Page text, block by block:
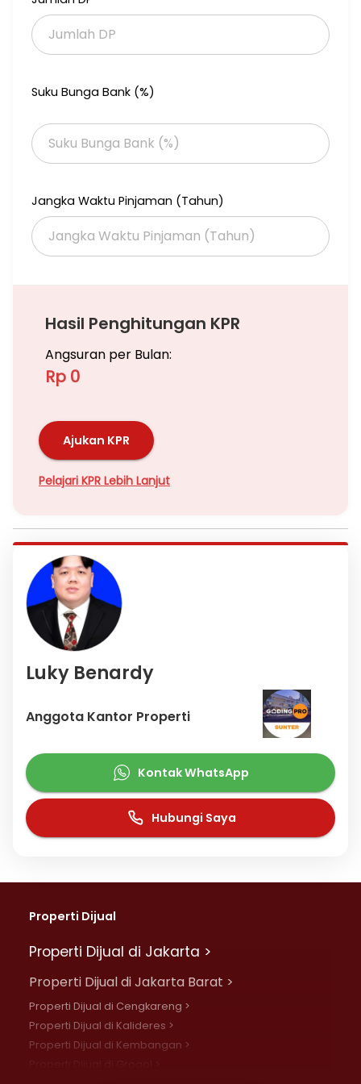
Suku Bunga Bank (%)
Jangka Waktu Pinjaman (Tahun)
Hasil Penghitungan KPR
Angsuran per Bulan:
Rp 0
Ajukan KPR
Pelajari KPR Lebih Lanjut
Luky Benardy
Anggota Kantor Properti
Kontak WhatsApp
Hubungi Saya
Properti Dijual
Properti Dijual di Jakarta >
Properti Dijual di Jakarta Barat >
Properti Dijual di Cengkareng >
Properti Dijual di Kalideres >
Properti Dijual di Kembangan >